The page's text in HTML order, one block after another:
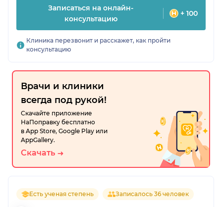
Записаться на онлайн-
консультацию
+ 100
Клиника перезвонит и расскажет, как пройти
консультацию
Врачи и клиники
всегда под рукой!
Скачайте приложение
НаПоправку бесплатно
в App Store, Google Play или
AppGallery.
Скачать
Есть ученая степень Записалось 36 человек